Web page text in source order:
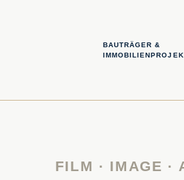
BAUTRÄGER &
FILM · IMAGE ·